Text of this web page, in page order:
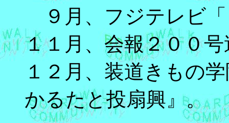
９月、フジテレビ
１１月、会報２００
１２月、装道きもの
かるたと投扇興』。